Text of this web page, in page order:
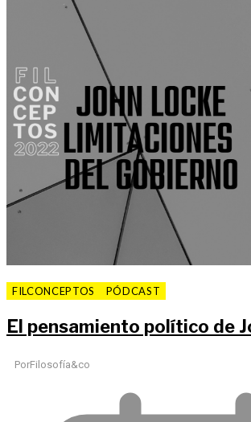
FILCONCEPTOS PÓDCAST
El pensamiento político de
PorFilosofía&co